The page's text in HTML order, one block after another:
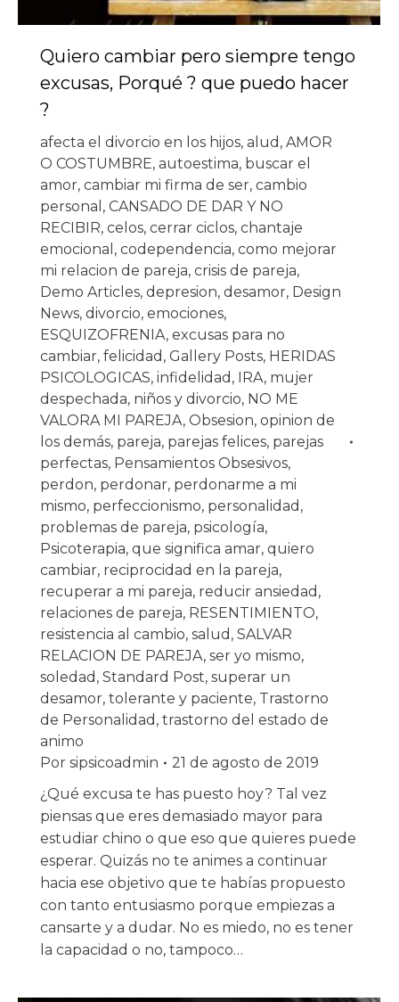
Quiero cambiar pero siempre tengo
excusas, Porqué ? que puedo hacer
?
afecta el divorcio en los hijos, alud , AMOR
O COSTUMBRE, autoestima, buscar el
amor, cambiar mi firma de ser, cambio
personal , CANSADO DE DAR Y NO
RECIBIR, celos, cerrar ciclos, chantaje
emocional , codependencia, como mejorar
mi relacion de pareja, crisis de pareja,
Demo Articles, depresion, desamor, Design
News, divorcio, emociones,
ESQUIZOFRENIA, excusas para no
cambiar, felicidad , Gallery Posts, HERIDAS
PSICOLOGICAS, infidelidad , IRA, mujer
despechada, niños y divorcio, NO ME
VALORA MI PAREJA, Obsesion, opinion de
los demás, pareja, parejas felices, parejas
perfectas, Pensamientos Obsesivos,
perdon, perdonar, perdonarme a mi
mismo, perfeccionismo, personalidad ,
problemas de pareja, psicología,
Psicoterapia, que significa amar, quiero
cambiar, reciprocidad en la pareja,
recuperar a mi pareja, reducir ansiedad ,
relaciones de pareja, RESENTIMIENTO,
resistencia al cambio, salud , SALVAR
RELACION DE PAREJA, ser yo mismo,
soledad , Standard Post, superar un
desamor, tolerante y paciente, Trastorno
de Personalidad , trastorno del estado de
animo
Por sipsicoadmin
21 de agosto de 2019
¿Qué excusa te has puesto hoy? Tal vez
piensas que eres demasiado mayor para
estudiar chino o que eso que quieres puede
esperar. Quizás no te animes a continuar
hacia ese objetivo que te habías propuesto
con tanto entusiasmo porque empiezas a
cansarte y a dudar. No es miedo, no es tener
la capacidad o no, tampoco…